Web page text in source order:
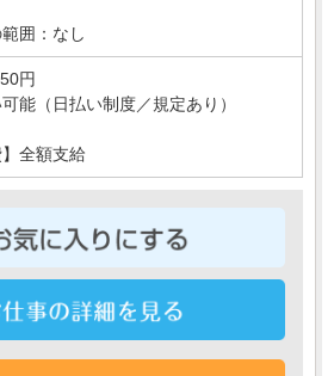
囲：なし
円
能（日払い制度／規定あり）
】全額支給